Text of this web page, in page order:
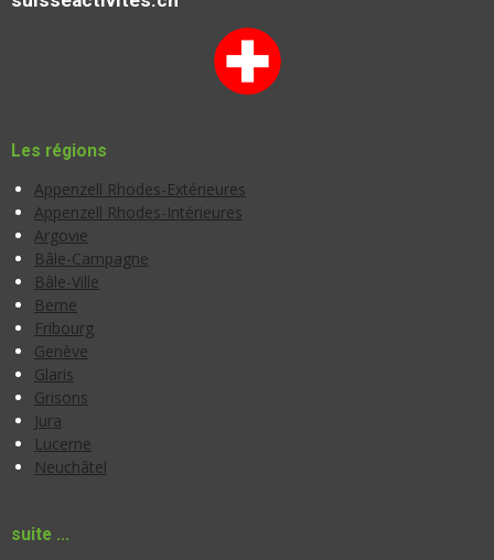
Les régions
Appenzell Rhodes-Extérieures
Appenzell Rhodes-Intérieures
Argovie
Bâle-Campagne
Bâle-Ville
Berne
Fribourg
Genève
Glaris
Grisons
Jura
Lucerne
Neuchâtel
suite ...